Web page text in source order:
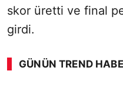
skor üretti ve final
girdi.
GÜNÜN TREND